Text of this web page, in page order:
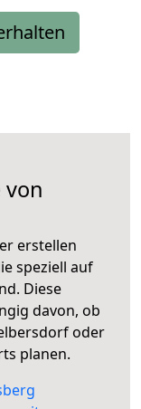
erstellen
speziell auf
Diese
davon, ob
oder
planen.